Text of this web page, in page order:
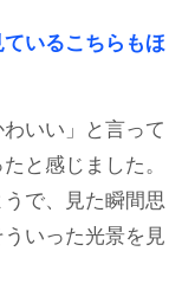
いるこちらもほ
いい」と言って
と感じました。
で、見た瞬間思
いった光景を見